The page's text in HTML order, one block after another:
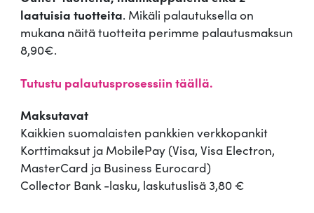
laatuisia tuotteita. Mikäli palautuksella on
mukana näitä tuotteita perimme palautusmaksun
8,90€.
Tutustu palautusprosessiin täällä.
Maksutavat
Kaikkien suomalaisten pankkien verkkopankit
Korttimaksut ja MobilePay (Visa, Visa Electron,
MasterCard ja Business Eurocard)
Collector Bank -lasku, laskutuslisä 3,80 €